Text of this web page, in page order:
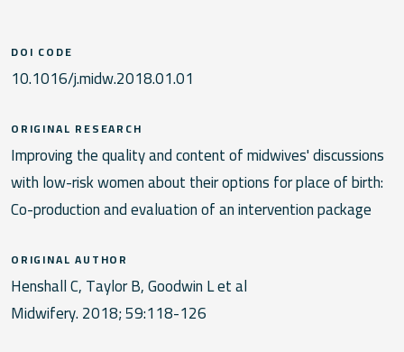
DOI CODE
10.1016/j.midw.2018.01.01
ORIGINAL RESEARCH
Improving the quality and content of midwives' discussions
with low-risk women about their options for place of birth:
Co-production and evaluation of an intervention package
ORIGINAL AUTHOR
Henshall C, Taylor B, Goodwin L et al
Midwifery. 2018; 59:118-126